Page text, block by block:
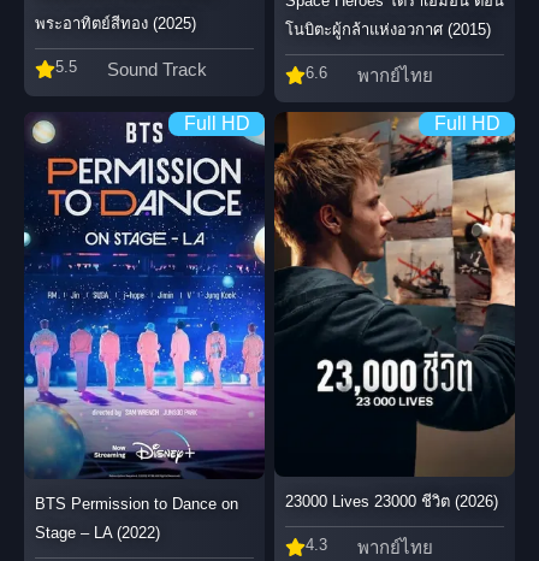
พระอาทิตย์สีทอง (2025)
5.5 Sound Track
โนบิตะผู้กล้าแห่งอวกาศ (2015)
6.6 พากย์ไทย
Full HD
BTS Permission to Dance on
Stage – LA (2022)
Full HD
23000 Lives 23000 ชีวิต (2026)
4.3 พากย์ไทย